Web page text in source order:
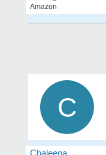
C
Chaleena